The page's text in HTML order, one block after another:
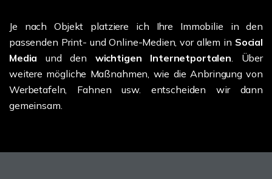
Je nach Objekt platziere ich Ihre Immobilie in den
passenden Print- und Online-Medien, vor allem in Social
Media und den wichtigen Internetportalen . Über
weitere mögliche Maßnahmen, wie die Anbringung von
Werbetafeln, Fahnen usw. entscheiden wir dann
gemeinsam.